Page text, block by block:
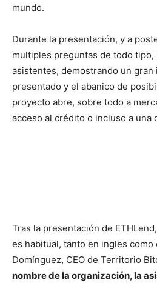
mundo.
Durante la presentación, y a
multiples preguntas de todo
asistentes, demostrando un
presentado y el abanico de
proyecto abre, sobre todo a
acceso al crédito o incluso a una
Tras la presentación de
es habitual, tanto en ingles como
Domínguez, CEO de Territorio
nombre de la organización, la